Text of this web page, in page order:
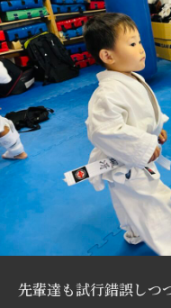
先輩達も試行錯誤しつ